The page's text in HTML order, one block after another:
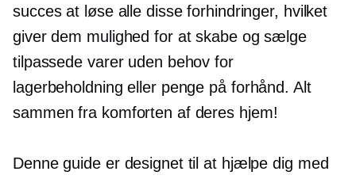
succes at løse alle disse forhindringer, hvilket
giver dem mulighed for at skabe og sælge
tilpassede varer uden behov for
lagerbeholdning eller penge på forhånd. Alt
sammen fra komforten af ​​deres hjem!
Denne guide er designet til at hjælpe dig med